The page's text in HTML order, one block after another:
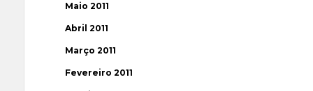
Maio 2011
Abril 2011
Março 2011
Fevereiro 2011